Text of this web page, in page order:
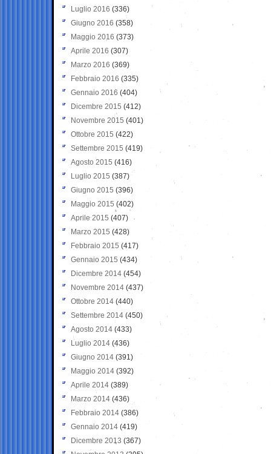
Luglio 2016 (336)
Giugno 2016 (358)
Maggio 2016 (373)
Aprile 2016 (307)
Marzo 2016 (369)
Febbraio 2016 (335)
Gennaio 2016 (404)
Dicembre 2015 (412)
Novembre 2015 (401)
Ottobre 2015 (422)
Settembre 2015 (419)
Agosto 2015 (416)
Luglio 2015 (387)
Giugno 2015 (396)
Maggio 2015 (402)
Aprile 2015 (407)
Marzo 2015 (428)
Febbraio 2015 (417)
Gennaio 2015 (434)
Dicembre 2014 (454)
Novembre 2014 (437)
Ottobre 2014 (440)
Settembre 2014 (450)
Agosto 2014 (433)
Luglio 2014 (436)
Giugno 2014 (391)
Maggio 2014 (392)
Aprile 2014 (389)
Marzo 2014 (436)
Febbraio 2014 (386)
Gennaio 2014 (419)
Dicembre 2013 (367)